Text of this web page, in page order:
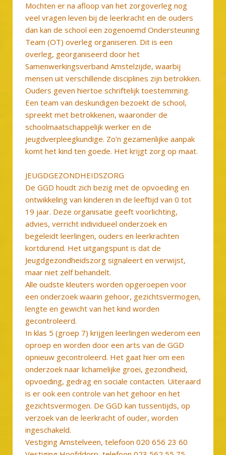
Mochten er na afloop van het zorgoverleg nog
veel vragen leven bij de leerkracht en de ouders
dan kan de school een zogenoemd Ondersteuning
Team (OT) overleg organiseren. Dit is een
overleg, georganiseerd door het
Samenwerkingsverband Amstelzijde, waarbij
mensen uit verschillende disciplines zijn betrokken.
Ouders geven hiertoe schriftelijk toestemming.
Een team van deskundigen bezoekt de school,
spreekt met betrokkenen, waaronder de
schoolmaatschappelijk werker en de
jeugdverpleegkundige. Zo’n gezamenlijke aanpak
komt het kind ten goede. Het krijgt zorg op maat.
JEUGDGEZONDHEIDSZORG
De GGD houdt zich bezig met de opvoeding en
ontwikkeling van kinderen in de leeftijd van 0 tot
19 jaar. Deze organisatie geeft voorlichting,
advies, verricht individueel onderzoek en
begeleidt leerlingen, ouders en leerkrachten
kortdurend. Het uitgangspunt is dat de
Jeugdgezondheidszorg signaleert en verwijst,
maar niet zelf behandelt.
Alle oudste kleuters worden opgeroepen voor
een onderzoek waarin gehoor, gezichtsvermogen,
lengte en gewicht van het kind worden
gecontroleerd.
In klas 5 (groep 7) krijgen leerlingen wederom een
oproep en worden door een arts van de GGD
opnieuw gecontroleerd. Het gaat hier om een
onderzoek naar lichamelijke groei, gezondheid,
opvoeding, gedrag en sociale contacten. Uiteraard
is er ook een controle van het gehoor en het
gezichtsvermogen. De GGD kan tussentijds, op
verzoek van de leerkracht of ouder, worden
ingeschakeld.
Vestiging Amstelveen, telefoon 020 656 23 60